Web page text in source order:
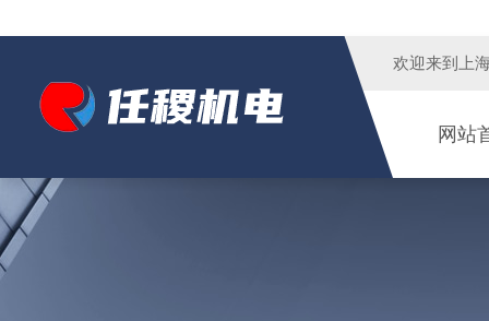
欢迎来到 上
网站